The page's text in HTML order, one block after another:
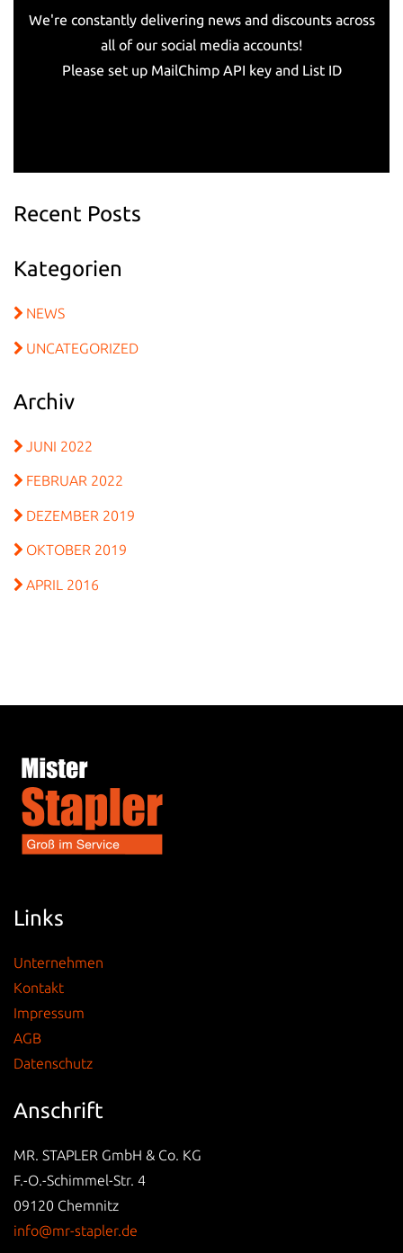
We're constantly delivering news and discounts across
all of our social media accounts!
Please set up MailChimp API key and List ID
Recent Posts
Kategorien
NEWS
UNCATEGORIZED
Archiv
JUNI 2022
FEBRUAR 2022
DEZEMBER 2019
OKTOBER 2019
APRIL 2016
Links
Unternehmen
Kontakt
Impressum
AGB
Datenschutz
Anschrift
MR. STAPLER GmbH & Co. KG
F.-O.-Schimmel-Str. 4
09120 Chemnitz
info@mr-stapler.de